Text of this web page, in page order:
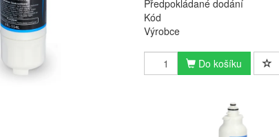
Předpokládané dodání
Kód
Výrobce
Do košíku